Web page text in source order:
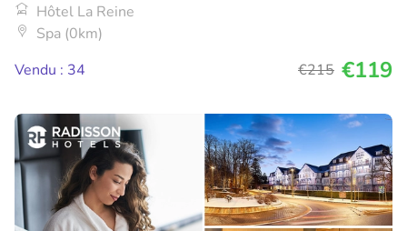
Hôtel La Reine
Spa (0km)
Vendu : 34
€215 €119